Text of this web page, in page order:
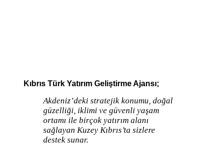
Kıbrıs Türk Yatırım Geliştirme Ajansı;
Akdeniz’deki stratejik konumu, doğal
güzelliği, iklimi ve güvenli yaşam
ortamı ile birçok yatırım alanı
sağlayan Kuzey Kıbrıs’ta sizlere
destek sunar.